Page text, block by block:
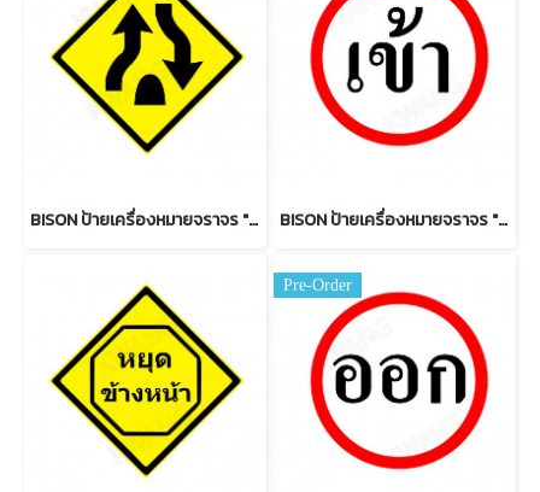
BISON ป้ายเครื่องหมายจราจร "สิ้นสุดทางคู่" 45 cm. BISON ป้ายเครื่องหมายจราจร "เข้า IN " 45 cm.
Pre-Order